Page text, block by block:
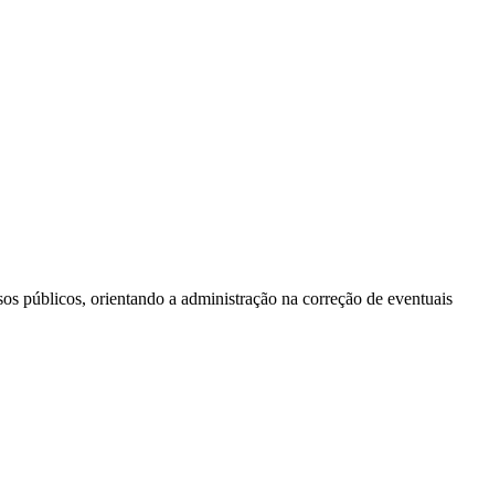
públicos, orientando a administração na correção de eventuais